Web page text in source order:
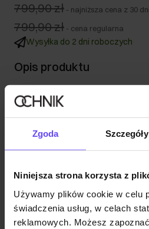
Zgoda Szczegóły
Niniejsza strona korzysta z
Używamy plików cookie w celu
świadczenia usług, w celach
reklamowych. Możesz
799,90 zł - najniższa cena z 30
799,90 zł - cena regularna
Wysyłka do 2 dni roboczych
Opis produktu
Szczegóły
Skład i wymiary
Opinie